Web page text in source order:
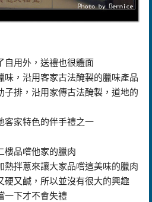
自用外，送禮也很體面
味，沿用客家古法醃製的臘味產品
子排，沿用家傳古法醃製，道地的
客家特色的伴手禮之一
樓品嚐他家的臘肉
熱拌蔥來讓大家品嚐這美味的臘肉
硬又鹹，所以並沒有很大的興趣
一下才不會失禮